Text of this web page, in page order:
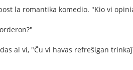
la romantika komedio. "Kio vi
al vi, "Ĉu vi havas refreŝigan